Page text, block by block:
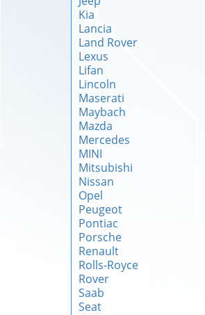
Kia
Lancia
Land Rover
Lexus
Lifan
Lincoln
Maserati
Maybach
Mazda
Mercedes
MINI
Mitsubishi
Nissan
Opel
Peugeot
Pontiac
Porsche
Renault
Rolls-Royce
Rover
Saab
Seat